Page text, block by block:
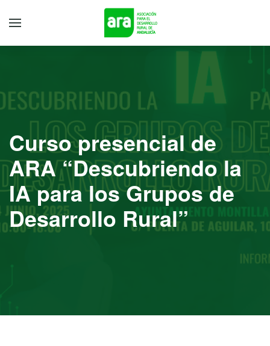
Curso presencial de
ARA “Descubriendo la
IA para los Grupos de
Desarrollo Rural”